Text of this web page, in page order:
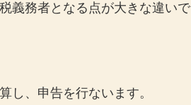
義務者となる点が大きな違いで
し、申告を行ないます。